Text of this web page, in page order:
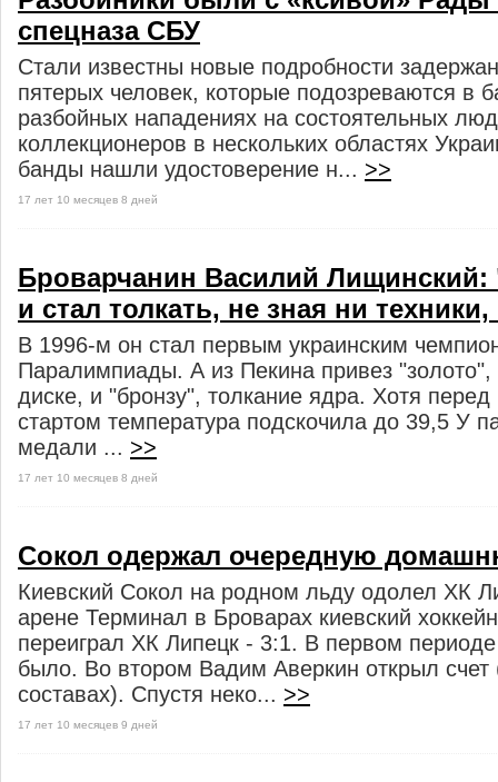
спецназа СБУ
Стали известны новые подробности
пятерых человек, которые подозреваются в
разбойных нападениях на состоятельных
коллекционеров в нескольких областях
банды нашли удостоверение н... >>
17 лет 10 месяцев 8 дней
Броварчанин Василий Лищинский:
и стал толкать, не зная ни
В 1996-м он стал первым украинским
Паралимпиады. А из Пекина привез "золото",
диске, и "бронзу", толкание ядра. Хотя
стартом температура подскочила до 39,5 У
медали ... >>
17 лет 10 месяцев 8 дней
Сокол одержал очередную
Киевский Сокол на родном льду одолел ХК
арене Терминал в Броварах киевский
переиграл ХК Липецк - 3:1. В первом
было. Во втором Вадим Аверкин открыл счет
составах). Спустя неко... >>
17 лет 10 месяцев 9 дней